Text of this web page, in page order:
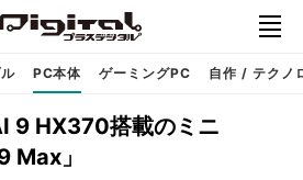
PC本体 ゲーミングPC 自作 / テクノ
9 HX370搭載のミニ
Max」